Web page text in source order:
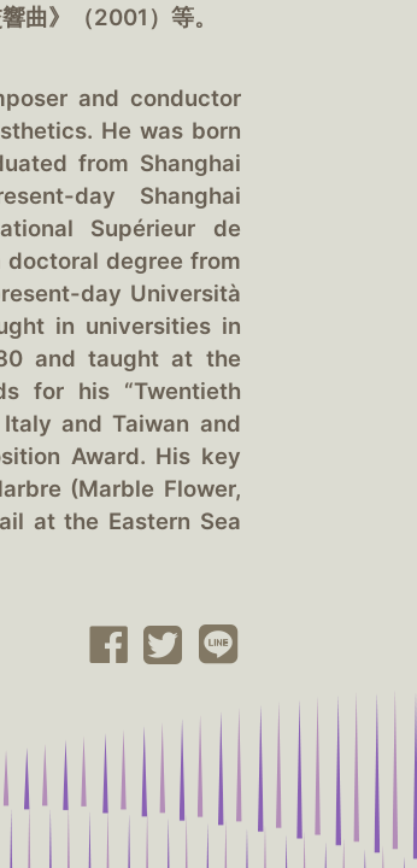
曲》（2001）等。
and conductor
He was born
from Shanghai
day Shanghai
Supérieur de
doctoral degree from
day Università
in universities in
and taught at the
for his “Twentieth
and Taiwan and
Award. His key
(Marble Flower,
at the Eastern Sea